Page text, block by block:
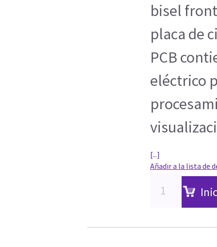
bisel
placa de
PCB
eléctrico
[...]
Añadir a la lista de